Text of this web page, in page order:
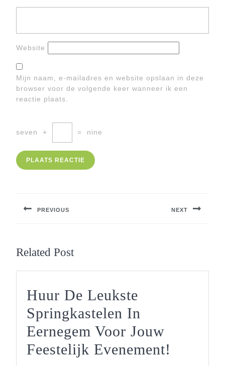
Website
Mijn naam, e-mailadres en website opslaan in deze
browser voor de volgende keer wanneer ik een
reactie plaats.
seven + = nine
PREVIOUS NEXT
Related Post
Huur De Leukste
Springkastelen In
Eernegem Voor Jouw
Feestelijk Evenement!